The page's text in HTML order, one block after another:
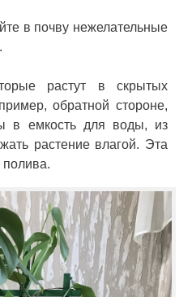
в почву нежелательные
растут в скрытых
обратной стороне,
в емкость для воды, из
растение влагой. Эта
полива.